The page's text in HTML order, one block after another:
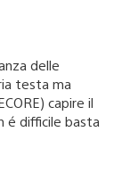
delle
testa ma
capire il
é difficile basta